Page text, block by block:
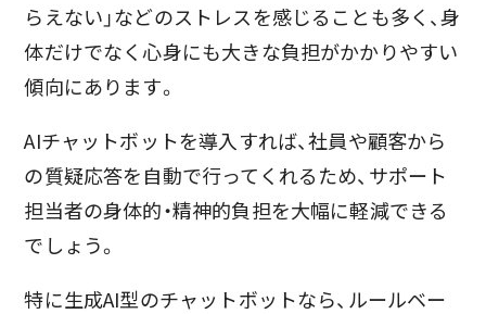
らえない」などのストレスを感じることも多く、身
体だけでなく心身にも大きな負担がかかりやすい
傾向にあります。
AIチャットボットを導入すれば、社員や顧客から
の質疑応答を自動で行ってくれるため、サポート
担当者の身体的・精神的負担を大幅に軽減できる
でしょう。
特に生成AI型のチャットボットなら、ルールベー